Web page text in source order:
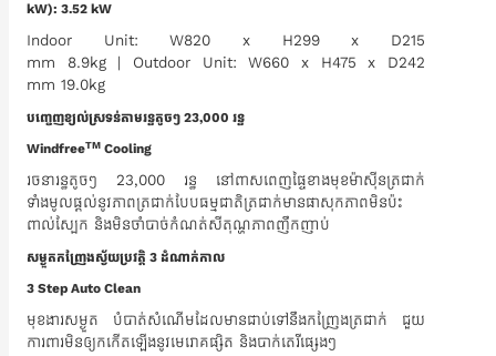
kW): 3.52 kW
Indoor Unit: W820 x H299 x D215
mm 8.9kg | Outdoor Unit: W660 x H475 x D242
mm 19.0kg
បញ្ចេញខ្យល់ស្រទន់តាមរន្ធតូចៗ 23,000​ រន្ធ
WindfreeTM Cooling
រចនារន្ធតូចៗ 23,000 រន្ធ នៅពាសពេញផ្ទៃខាងមុខម៉ាស៊ីនត្រជាក់
ទាំងមូលផ្តល់នូវភាពត្រជាក់បែបធម្មជាតិត្រជាក់មានផាសុកភាពមិនប៉ះ
ពាល់ស្បែក និងមិនចាំបាច់កំណត់សីតុណ្ហភាពញឹកញាប់
សម្ងួតកញ្រែងស្វ័យប្រវត្តិ 3 ដំណាក់កាល
3 Step Auto Clean
មុខងារសម្ងួត បំបាត់សំណើមដែលមានជាប់ទៅនឹងកញ្រែងត្រជាក់​ ជួយ
ការពារមិនឲ្យកកើតឡើងនូវមេរោគផ្សិត និងបាក់តេរីផ្សេងៗ